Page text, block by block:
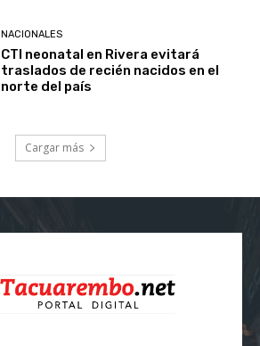
NACIONALES
CTI neonatal en Rivera evitará
traslados de recién nacidos en el
norte del país
Cargar más